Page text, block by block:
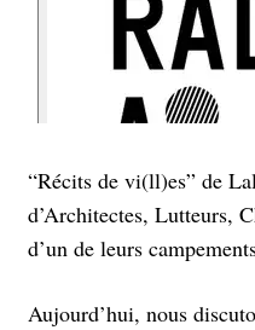
“Récits de vi(ll)es” de
d’Architectes, Lutteurs,
d’un de leurs
Aujourd’hui, nous